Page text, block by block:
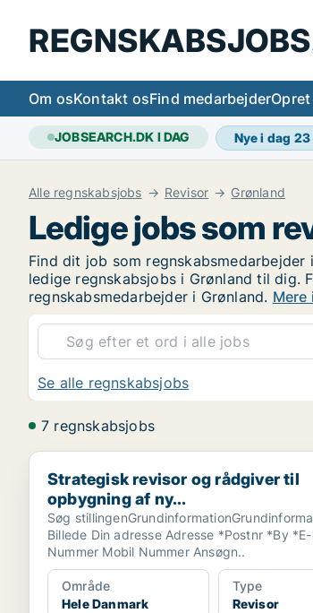
Om osKontakt osFind medarbejder
JOBSEARCH.DK I DAG Nye i dag 23
Alle regnskabsjobs Revisor Grønland
Ledige jobs som
Find dit job som
ledige regnskabsjobs i Grønland til dig.
regnskabsmedarbejder i Grønland. Mere
Se alle regnskabsjobs
7 regnskabsjobs
Strategisk revisor og rådgiver til
Strategisk revisor og rådgiver til
opbygning af ny...
Søg stillingenGrundinformationGrundinformation
Billede Din adresse Adresse *Postnr *By *E-mail Tlf.
Nummer Mobil Nummer Ansøgn..
Område
Hele Danmark
Type
Revisor